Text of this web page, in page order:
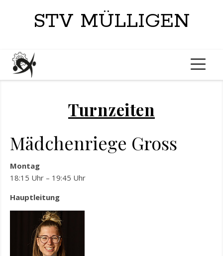
STV MÜLLIGEN
Turnzeiten
Mädchenriege Gross
Montag
18:15 Uhr – 19:45 Uhr
Hauptleitung